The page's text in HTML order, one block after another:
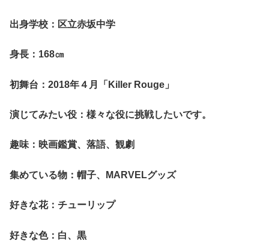
出身学校：区立赤坂中学
身長：168㎝
初舞台：2018年４月「Killer Rouge」
演じてみたい役：様々な役に挑戦したいです。
趣味：映画鑑賞、落語、観劇
集めている物：帽子、MARVELグッズ
好きな花：チューリップ
好きな色：白、黒